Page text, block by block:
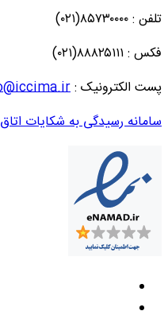
تلفن : ۸۵۷۳۰۰۰۰(۰۲۱)
فکس : ۸۸۸۲۵۱۱۱(۰۲۱)
پست الکترونیک :
سامانه رسیدگی به شکایات اتاق